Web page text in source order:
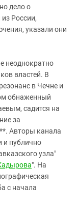
дело о
России,
указали они
неоднократно
властей. В
в Чечне и
обнаженный
садится на
за
Авторы канала
и публично
узла"
". На
с начала